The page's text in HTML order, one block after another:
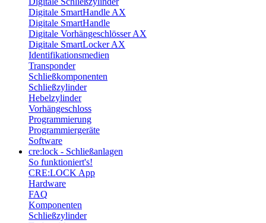
Digitale SmartHandle AX
Digitale SmartHandle
Digitale Vorhängeschlösser AX
Digitale SmartLocker AX
Identifikationsmedien
Transponder
Schließkomponenten
Schließzylinder
Hebelzylinder
Vorhängeschloss
Programmierung
Programmiergeräte
Software
cre:lock - Schließanlagen
So funktioniert's!
CRE:LOCK App
Hardware
FAQ
Komponenten
Schließzylinder